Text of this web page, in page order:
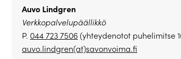
Auvo Lindgren
Verkkopalvelupäällikkö
P. 044 723 7506(yhteydenotot puhelimitse
auvo.lindgren(at)savonvoima.fi